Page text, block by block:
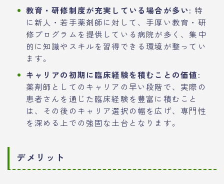
教育・研修制度が充実している場合が多い: 特
に新人・若手薬剤師に対して、手厚い教育・研
修プログラムを提供している病院が多く、集中
的に知識やスキルを習得できる環境が整ってい
ます。
キャリアの初期に臨床経験を積むことの価値:
薬剤師としてのキャリアの早い段階で、実際の
患者さんを通じた臨床経験を豊富に積むこと
は、その後のキャリア選択の幅を広げ、専門性
を深める上での強固な土台となります。
デメリット